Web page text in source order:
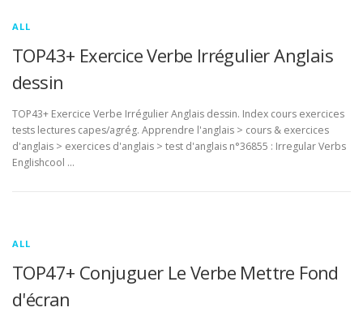
ALL
TOP43+ Exercice Verbe Irrégulier Anglais
dessin
TOP43+ Exercice Verbe Irrégulier Anglais dessin. Index cours exercices
tests lectures capes/agrég. Apprendre l'anglais > cours & exercices
d'anglais > exercices d'anglais > test d'anglais n°36855 : Irregular Verbs
Englishcool …
ALL
TOP47+ Conjuguer Le Verbe Mettre Fond
d'écran